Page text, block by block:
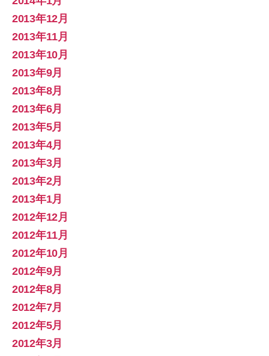
2013年12月
2013年11月
2013年10月
2013年9月
2013年8月
2013年6月
2013年5月
2013年4月
2013年3月
2013年2月
2013年1月
2012年12月
2012年11月
2012年10月
2012年9月
2012年8月
2012年7月
2012年5月
2012年3月